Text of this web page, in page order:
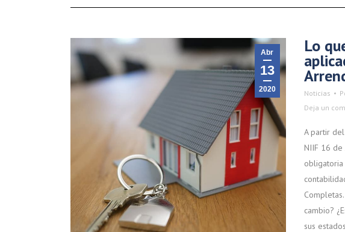
Abr
13
2020
Lo
Noticias
Deja un
A partir
NIIF 16
obligatoria
cambio?
sus